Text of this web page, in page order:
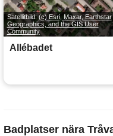
Satellitbild:(c) Esri, Maxar, Earthstar
Geographics, and the GIS User
Community
Allébadet
Badplatser nära